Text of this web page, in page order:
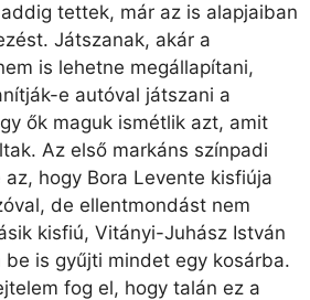
tettek, már az is alapjaiban
Játszanak, akár a
is lehetne megállapítani,
e autóval játszani a
ők maguk ismétlik azt, amit
Az első markáns színpadi
hogy Bora Levente kisfiúja
de ellentmondást nem
kisfiú, Vitányi-Juhász István
is gyűjti mindet egy kosárba.
fog el, hogy talán ez a